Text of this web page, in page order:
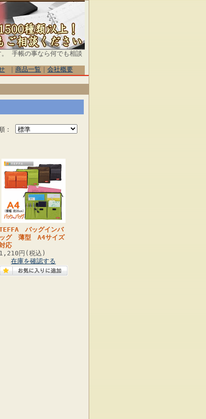
手帳の事なら何でも相談
商品一覧
会社概要
：
バッグインバ
ッグ 薄型 A4サイズ
応
1,210円(税込)
在庫を確認する